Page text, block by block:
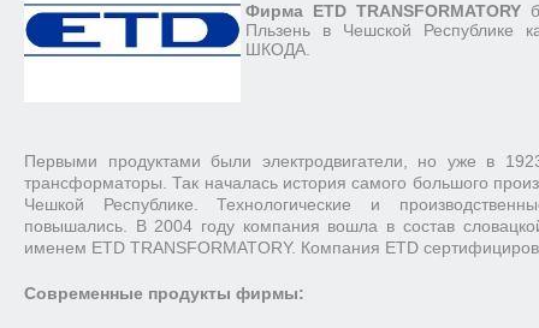
Фирма ETD TRANSFORMATORY
Пльзень в Чешской Республике
ШКОДА.
Первыми продуктами были электродвигатели, но уже в
трансформаторы. Так началась история самого большого
Чешкой Республике. Технологические и
повышались. В 2004 году компания вошла в состав
именем ETD TRANSFORMATORY. Компания ETD
Современные продукты фирмы: